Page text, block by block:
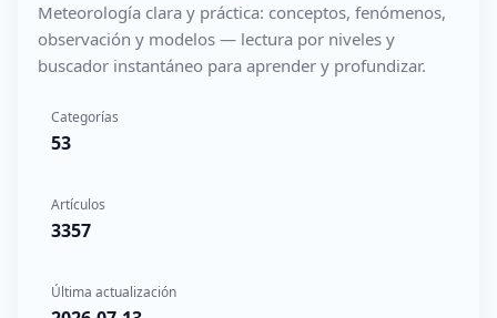
Meteorología clara y práctica: conceptos, fenómenos,
observación y modelos — lectura por niveles y
buscador instantáneo para aprender y profundizar.
Categorías
53
Artículos
3357
Última actualización